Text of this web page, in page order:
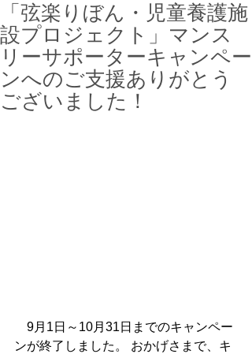
「弦楽りぼん・児童養護施
設プロジェクト」マンス
リーサポーターキャンペー
ンへのご支援ありがとう
ございました！
9月1日～10月31日までのキャンペー
ンが終了しました。 おかげさまで、キ